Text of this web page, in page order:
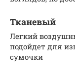
Тканевый
Легкий
подойдет для
сумочки